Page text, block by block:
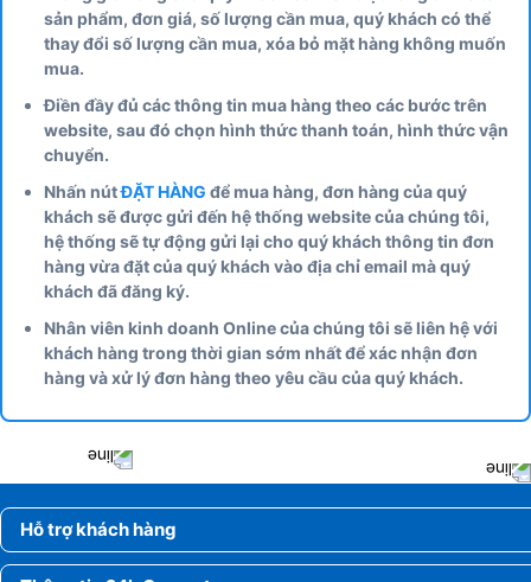
sản phẩm, đơn giá, số lượng cần mua, quý khách có thể
thay đổi số lượng cần mua, xóa bỏ mặt hàng không muốn
mua.
Điền đầy đủ các thông tin mua hàng theo các bước trên
website, sau đó chọn hình thức thanh toán, hình thức vận
chuyển.
Nhấn nútĐẶT HÀNG để mua hàng, đơn hàng của quý
khách sẽ được gửi đến hệ thống website của chúng tôi,
hệ thống sẽ tự động gửi lại cho quý khách thông tin đơn
hàng vừa đặt của quý khách vào địa chỉ email mà quý
khách đã đăng ký.
Nhân viên kinh doanh Online của chúng tôi sẽ liên hệ với
khách hàng trong thời gian sớm nhất để xác nhận đơn
hàng và xử lý đơn hàng theo yêu cầu của quý khách.
Hỗ trợ khách hàng